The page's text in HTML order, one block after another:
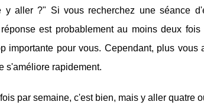
y aller ?" Si vous recherchez une séance
est probablement au moins deux
importante pour vous. Cependant, plus
s'améliore rapidement.
par semaine, c'est bien, mais y aller quatre